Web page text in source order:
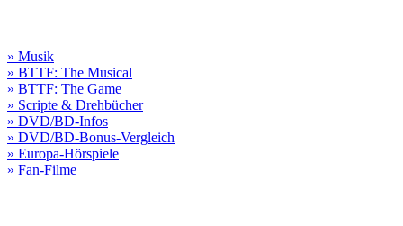
» Musik
» BTTF: The Musical
» BTTF: The Game
» Scripte & Drehbücher
» DVD/BD-Infos
» DVD/BD-Bonus-Vergleich
» Europa-Hörspiele
» Fan-Filme